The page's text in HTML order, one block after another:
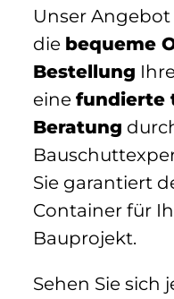
Unser
die bequeme
Bestellung
eine fundierte
Beratung
Sie garantiert
Container für
Bauprojekt.
Sehen Sie sich